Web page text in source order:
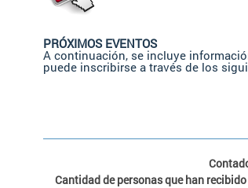
PRÓXIMOS EVENTOS
A continuación, se incluye
puede inscribirse a través de los
Cantidad de personas que han